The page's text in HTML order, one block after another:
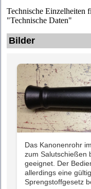
Technische Einzelheiten
"Technische Daten"
Bilder
Das Kanonenrohr
zum Salutschießen
geeignet. Der
allerdings eine
Sprengstoffgesetz